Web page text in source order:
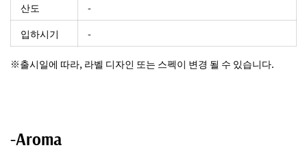
산도
-
입하시기
-
※출시일에 따라, 라벨 디자인 또는 스펙이 변경 될 수 있습니다.
-Aroma